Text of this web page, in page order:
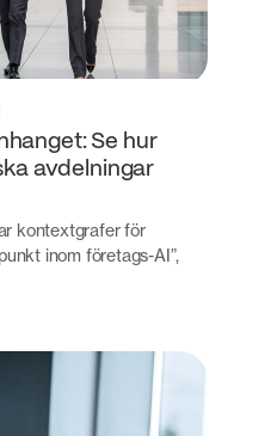
Se hur
avdelningar
kontextgrafer för
inom företags-AI”,